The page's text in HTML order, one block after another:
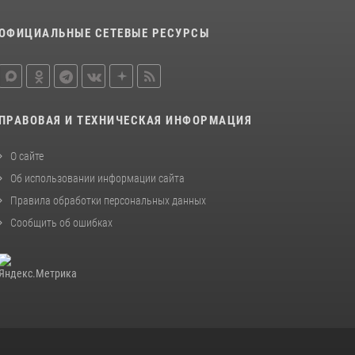
«Динамо» по служебному биатлону в
Магадане
СЕТЕВЫЕ РЕСУРСЫ
ПРАВОВАЯ И ТЕХНИЧЕСКАЯ ИНФОРМАЦИЯ
О сайте
Об использовании информации сайта
Правила обработки персональных данных
Сообщить об ошибках